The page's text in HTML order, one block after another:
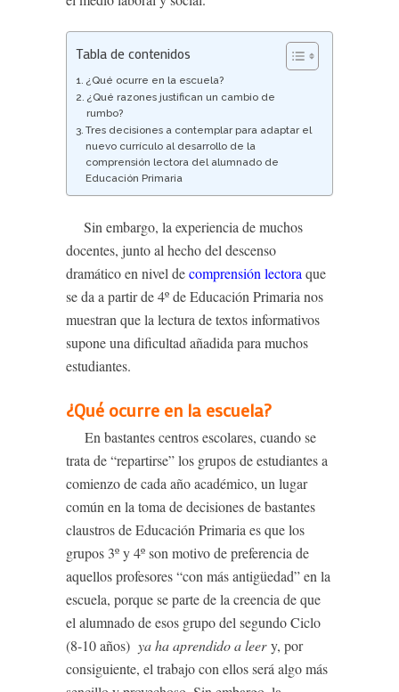
Tabla de contenidos
¿Qué ocurre en la escuela?
¿Qué razones justifican un cambio de
rumbo?
Tres decisiones a contemplar para adaptar el
nuevo currículo al desarrollo de la
comprensión lectora del alumnado de
Educación Primaria
Sin embargo, la experiencia de muchos
docentes, junto al hecho del descenso
dramático en nivel decomprensión lectoraque
se da a partir de 4º de Educación Primaria nos
muestran que la lectura de textos informativos
supone una dificultad añadida para muchos
estudiantes.
¿Qué ocurre en la escuela?
En bastantes centros escolares, cuando se
trata de “repartirse” los grupos de estudiantes a
comienzo de cada año académico, un lugar
común en la toma de decisiones de bastantes
claustros de Educación Primaria es que los
grupos 3º y 4º son motivo de preferencia de
aquellos profesores “con más antigüedad” en la
escuela, porque se parte de la creencia de que
el alumnado de esos grupo del segundo Ciclo
(8-10 años) ya ha aprendidoa leery, por
consiguiente, el trabajo con ellos será algo más